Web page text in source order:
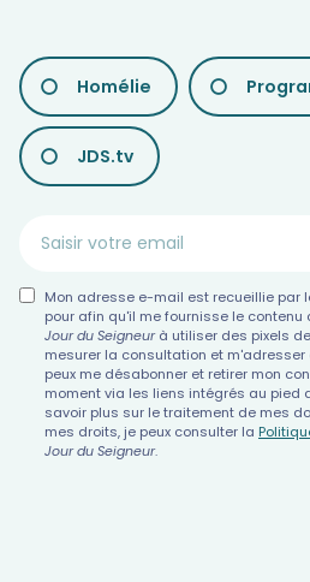
LES
DIFFÉRENTES
NEWSLETTERS
Homélie
JDS.tv
Mon adresse e-mail est recueillie par
pour afin qu'il me fournisse le contenu
Jour du Seigneurà utiliser des pixels
mesurer la consultation et
peux me désabonner et retirer mon
moment via les liens intégrés au pied
savoir plus sur le traitement de mes
mes droits, je peux consulter la
Jour du Seigneur.